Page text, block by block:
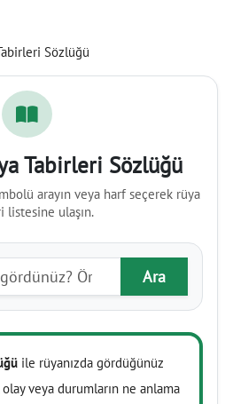
Sözlüğü
Tabirleri Sözlüğü
arayın veya harf seçerek rüya
listesine ulaşın.
Ara
ile rüyanızda gördüğünüz
olay veya durumların ne anlama